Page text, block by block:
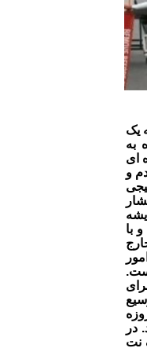
یک
غربی، ادامه جنگ ۱۲ روزه به
ای
۶ تن از مردم و
با
پیوند را با اسرائیل برقرار کرده و در جنگ ۱۲ روزه
در
نت